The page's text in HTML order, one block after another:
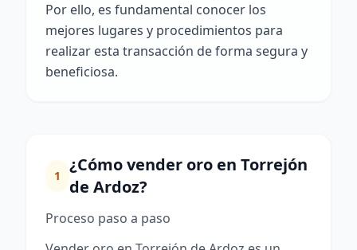
Por ello, es fundamental conocer los
mejores lugares y procedimientos para
realizar esta transacción de forma segura y
beneficiosa.
1
¿Cómo vender oro en Torrejón
de Ardoz?
Proceso paso a paso